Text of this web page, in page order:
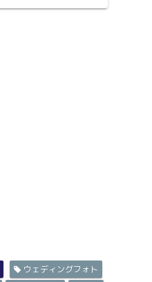
ウェディングフォト